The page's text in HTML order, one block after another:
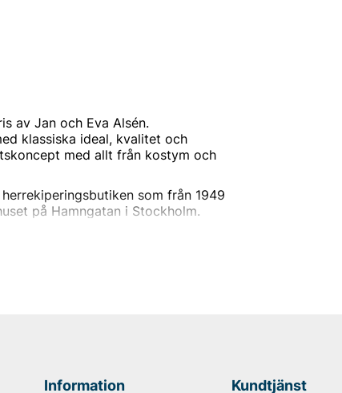
av Jan och Eva Alsén.
klassiska ideal, kvalitet och
med allt från kostym och
som från 1949
på Hamngatan i Stockholm.
i alla åldrar. En butik som
Information Kundtjänst